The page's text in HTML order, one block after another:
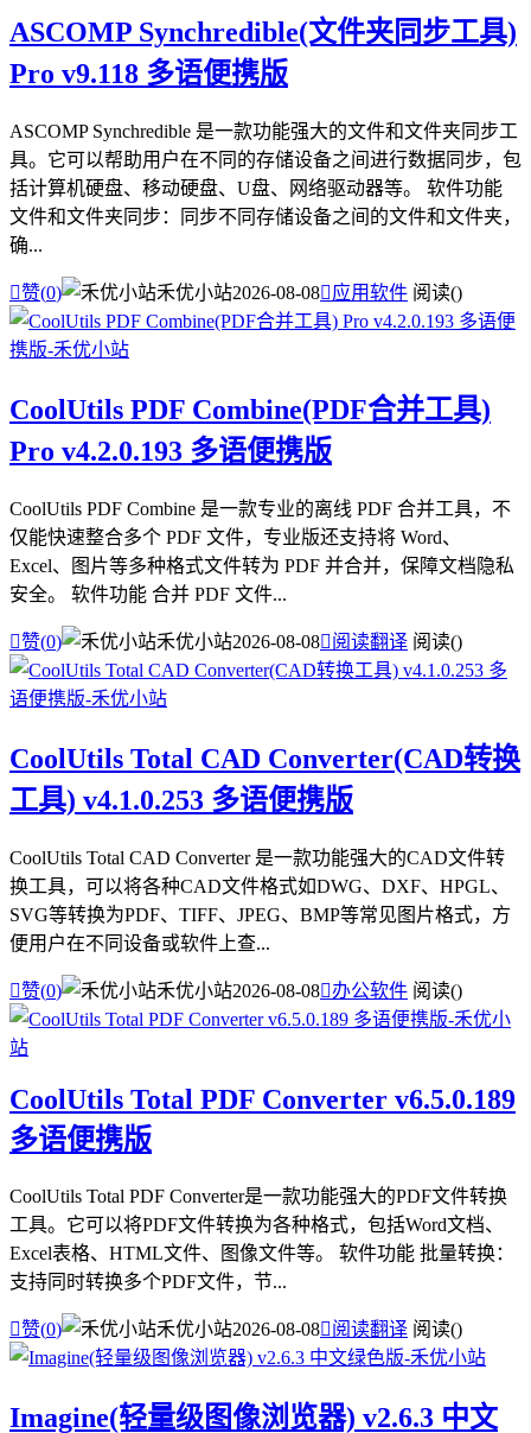
ASCOMP Synchredible(文件夹同步工具)
Pro v9.118 多语便携版
ASCOMP Synchredible 是一款功能强大的文件和文件夹同步工
具。它可以帮助用户在不同的存储设备之间进行数据同步，包
括计算机硬盘、移动硬盘、U盘、网络驱动器等。 软件功能
文件和文件夹同步：同步不同存储设备之间的文件和文件夹，
确...
赞(0) 禾优小站2026-08-08应用软件 阅读()
CoolUtils PDF Combine(PDF合并工具)
Pro v4.2.0.193 多语便携版
CoolUtils PDF Combine 是一款专业的离线 PDF 合并工具，不
仅能快速整合多个 PDF 文件，专业版还支持将 Word、
Excel、图片等多种格式文件转为 PDF 并合并，保障文档隐私
安全。 软件功能 合并 PDF 文件...
赞(0) 禾优小站2026-08-08阅读翻译 阅读()
CoolUtils Total CAD Converter(CAD转换
工具) v4.1.0.253 多语便携版
CoolUtils Total CAD Converter 是一款功能强大的CAD文件转
换工具，可以将各种CAD文件格式如DWG、DXF、HPGL、
SVG等转换为PDF、TIFF、JPEG、BMP等常见图片格式，方
便用户在不同设备或软件上查...
赞(0) 禾优小站2026-08-08办公软件 阅读()
CoolUtils Total PDF Converter v6.5.0.189
多语便携版
CoolUtils Total PDF Converter是一款功能强大的PDF文件转换
工具。它可以将PDF文件转换为各种格式，包括Word文档、
Excel表格、HTML文件、图像文件等。 软件功能 批量转换：
支持同时转换多个PDF文件，节...
赞(0) 禾优小站2026-08-08阅读翻译 阅读()
Imagine(轻量级图像浏览器) v2.6.3 中文